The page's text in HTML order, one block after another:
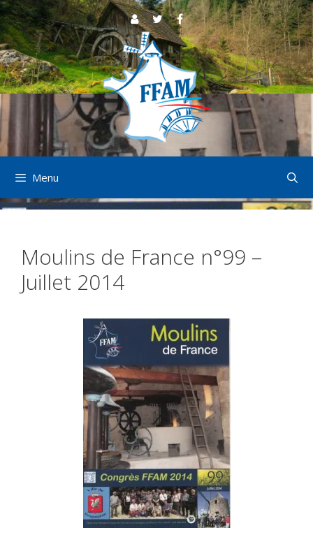
Aller
au
contenu
Menu
Moulins de France n°99 –
Juillet 2014